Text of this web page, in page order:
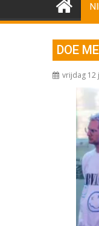
DOE
vrijdag 12